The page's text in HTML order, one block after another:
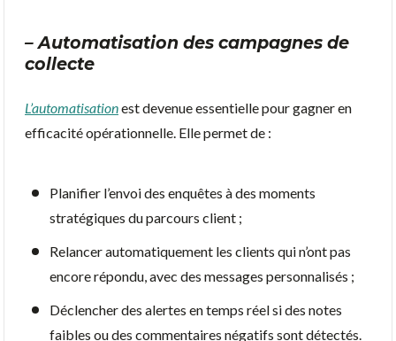
– Automatisation des campagnes de
collecte
L’automatisationest devenue essentielle pour gagner en
efficacité opérationnelle. Elle permet de :
Planifier l’envoi des enquêtes à des moments
stratégiques du parcours client ;
Relancer automatiquement les clients qui n’ont pas
encore répondu, avec des messages personnalisés ;
Déclencher des alertes en temps réel si des notes
faibles ou des commentaires négatifs sont détectés.